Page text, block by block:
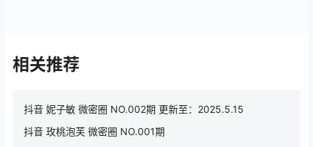
相关推荐
抖音 妮子敏 微密圈 NO.002期 更新至：2025.5.15
抖音 玫桃泡芙 微密圈 NO.001期